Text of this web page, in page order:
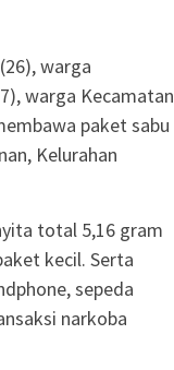
warga
warga Kecamatan
paket sabu
Kelurahan
total 5,16 gram
kecil. Serta
sepeda
narkoba